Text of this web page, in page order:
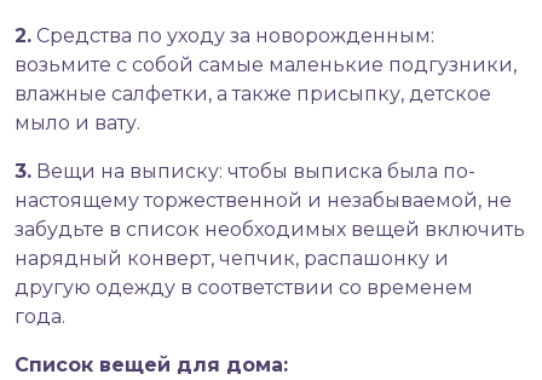
2. Средства по уходу за новорожденным:
возьмите с собой самые маленькие подгузники,
влажные салфетки, а также присыпку, детское
мыло и вату.
3. Вещи на выписку: чтобы выписка была по-
настоящему торжественной и незабываемой, не
забудьте в список необходимых вещей включить
нарядный конверт, чепчик, распашонку и
другую одежду в соответствии со временем
года.
Список вещей для дома: